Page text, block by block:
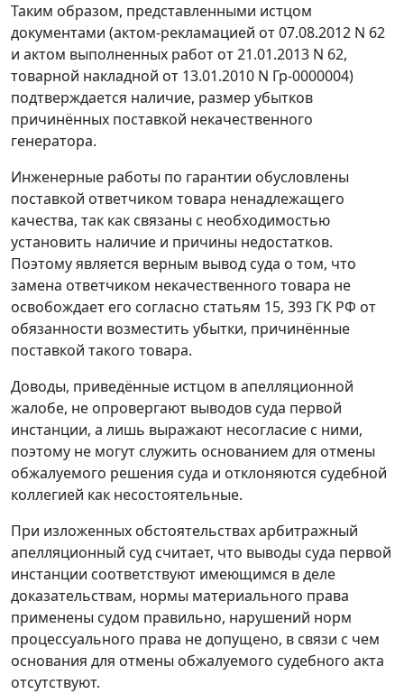
Таким образом, представленными истцом
документами (актом-рекламацией от 07.08.2012 N 62
и актом выполненных работ от 21.01.2013 N 62,
товарной накладной от 13.01.2010 N Гр-0000004)
подтверждается наличие, размер убытков
причинённых поставкой некачественного
генератора.
Инженерные работы по гарантии обусловлены
поставкой ответчиком товара ненадлежащего
качества, так как связаны с необходимостью
установить наличие и причины недостатков.
Поэтому является верным вывод суда о том, что
замена ответчиком некачественного товара не
освобождает его согласно статьям 15, 393 ГК РФ от
обязанности возместить убытки, причинённые
поставкой такого товара.
Доводы, приведённые истцом в апелляционной
жалобе, не опровергают выводов суда первой
инстанции, а лишь выражают несогласие с ними,
поэтому не могут служить основанием для отмены
обжалуемого решения суда и отклоняются судебной
коллегией как несостоятельные.
При изложенных обстоятельствах арбитражный
апелляционный суд считает, что выводы суда первой
инстанции соответствуют имеющимся в деле
доказательствам, нормы материального права
применены судом правильно, нарушений норм
процессуального права не допущено, в связи с чем
основания для отмены обжалуемого судебного акта
отсутствуют.